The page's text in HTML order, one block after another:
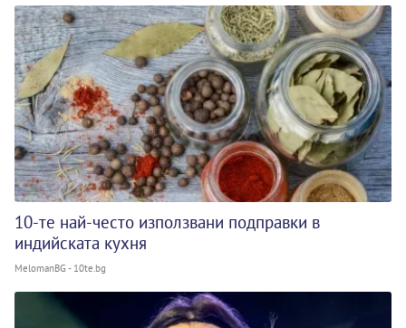
10-те най-често използвани подправки в
индийската кухня
MelomanBG - 10te.bg